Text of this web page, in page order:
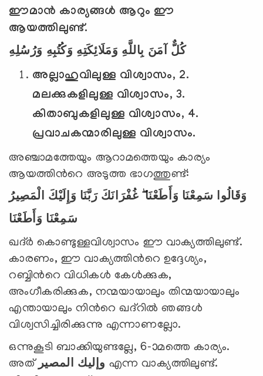
ഈമാന്‍ കാര്യങ്ങള്‍ ആറും ഈ
ആയത്തിലുണ്ട്.
كُلٌّ آمَنَ بِاللَّهِ وَمَلَائِكَتِهِ وَكُتُبِهِ وَرُسُلِهِ
അല്ലാഹുവിലുള്ള വിശ്വാസം, 2.
മലക്കുകളിലുള്ള വിശ്വാസം, 3.
കിതാബുകളിലുള്ള വിശ്വാസം, 4.
പ്രവാചകന്മാരിലുള്ള വിശ്വാസം.
അഞ്ചാമത്തേയും ആറാമത്തെയും കാര്യം
ആയത്തിന്‍റെ അടുത്ത ഭാഗത്തുണ്ട്:
وَقَالُوا سَمِعْنَا وَأَطَعْنَا ۖ غُفْرَانَكَ رَبَّنَا وَإِلَيْكَ الْمَصِيرُ
سَمِعْنَا وَأَطَعْنَا
ഖദ്ര്‍ കൊണ്ടുള്ളവിശ്വാസം ഈ വാക്യത്തിലുണ്ട്.
കാരണം, ഈ വാക്യത്തിന്‍റെ ഉദ്ദേശ്യം,
റബ്ബിന്‍റെ വിധികള്‍ കേള്‍ക്കുക,
അംഗീകരിക്കുക, നന്മയായാലും തിന്മയായാലും
എന്തായാലും നിന്‍റെ ഖദ്റില്‍ ഞങ്ങള്‍
വിശ്വസിച്ചിരിക്കുന്നു എന്നാണല്ലോ.
ഒന്നുകൂടി ബാക്കിയുണ്ടല്ലേ, 6-ാമത്തെ കാര്യം.
അത്
وإليك المصير
എന്ന വാക്യത്തിലുണ്ട്.